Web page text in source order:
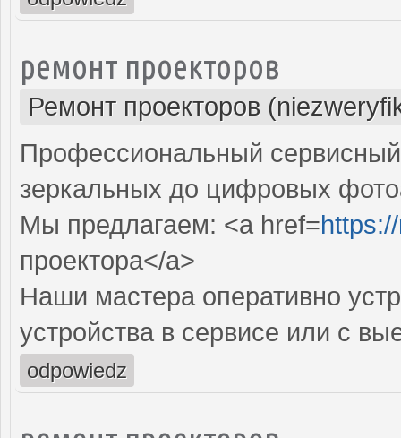
ремонт проекторов
Ремонт проекторов
Профессиональный
зеркальных до цифровых
Мы предлагаем: <a href=
проектора</a>
Наши мастера оперативно
устройства в сервисе или с
odpowiedz